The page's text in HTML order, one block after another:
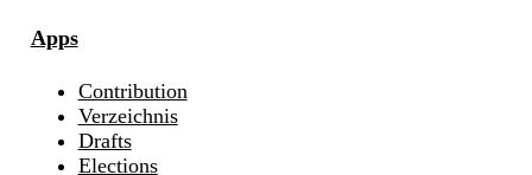
Apps
Contribution
Verzeichnis
Drafts
Elections